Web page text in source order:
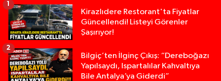
Kirazlıdere Restorant'ta Fiyatlar
Güncellendi! Listeyi Görenler
Şaşırıyor!
1
Bilgiç’ten İlginç Çıkış: “Dereboğazı
Yapılsaydı, Ispartalılar Kahvaltıya
Bile Antalya’ya Giderdi”
2